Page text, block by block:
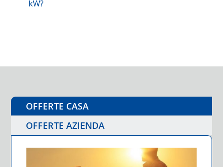
kW?
OFFERTE CASA
OFFERTE AZIENDA